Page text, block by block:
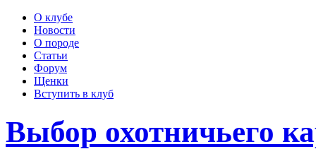
О клубе
Новости
О породе
Статьи
Форум
Щенки
Вступить в клуб
Выбор охотничьего